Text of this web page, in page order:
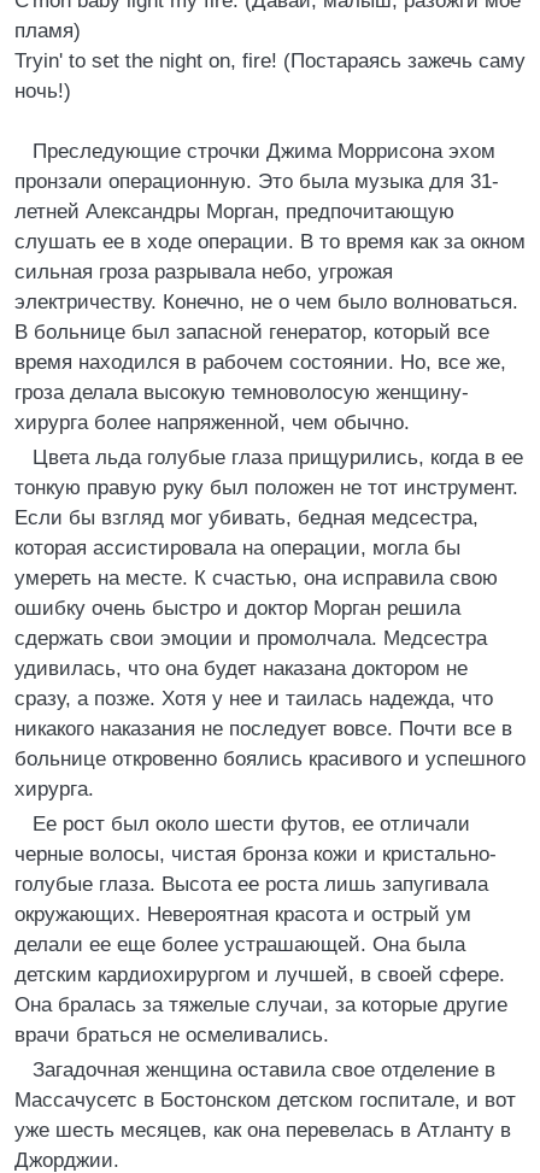
пламя)
Tryin' to set the night on, fire! (Постараясь зажечь саму
ночь!)
Преследующие строчки Джима Моррисона эхом
пронзали операционную. Это была музыка для 31-
летней Александры Морган, предпочитающую
слушать ее в ходе операции. В то время как за окном
сильная гроза разрывала небо, угрожая
электричеству. Конечно, не о чем было волноваться.
В больнице был запасной генератор, который все
время находился в рабочем состоянии. Но, все же,
гроза делала высокую темноволосую женщину-
хирурга более напряженной, чем обычно.
Цвета льда голубые глаза прищурились, когда в ее
тонкую правую руку был положен не тот инструмент.
Если бы взгляд мог убивать, бедная медсестра,
которая ассистировала на операции, могла бы
умереть на месте. К счастью, она исправила свою
ошибку очень быстро и доктор Морган решила
сдержать свои эмоции и промолчала. Медсестра
удивилась, что она будет наказана доктором не
сразу, а позже. Хотя у нее и таилась надежда, что
никакого наказания не последует вовсе. Почти все в
больнице откровенно боялись красивого и успешного
хирурга.
Ее рост был около шести футов, ее отличали
черные волосы, чистая бронза кожи и кристально-
голубые глаза. Высота ее роста лишь запугивала
окружающих. Невероятная красота и острый ум
делали ее еще более устрашающей. Она была
детским кардиохирургом и лучшей, в своей сфере.
Она бралась за тяжелые случаи, за которые другие
врачи браться не осмеливались.
Загадочная женщина оставила свое отделение в
Массачусетс в Бостонском детском госпитале, и вот
уже шесть месяцев, как она перевелась в Атланту в
Джорджии.